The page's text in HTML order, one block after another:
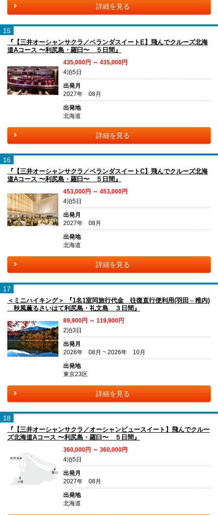
詳細を見る
15
『【三井オーシャンサクラ／ベランダスイートE】飛んでクルーズ北海
道Aコース 〜利尻島・羅臼〜 ５日間』
435,000円 ～ 435,000円
4泊5日
出発月
2027年 08月
出発地
北海道
詳細を見る
16
『【三井オーシャンサクラ／ベランダスイートC】飛んでクルーズ北海
道Aコース 〜利尻島・羅臼〜 ５日間』
453,000円 ～ 453,000円
4泊5日
出発月
2027年 08月
出発地
北海道
詳細を見る
17
＜ミニハイキング＞ 『1名1室同旅行代金 往復直行便利用(羽田⇔稚内)
秋風薫るさいはて利尻島・礼文島 ３日間』
89,900円 ～ 119,900円
2泊3日
出発月
2026年 08月 ~ 2026年 10月
出発地
東京23区
詳細を見る
18
『【三井オーシャンサクラ／オーシャンビュースイート】飛んでクルー
ズ北海道Aコース 〜利尻島・羅臼〜 ５日間』
360,000円 ～ 360,000円
4泊5日
出発月
2027年 08月
出発地
北海道